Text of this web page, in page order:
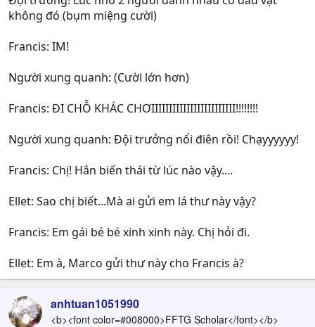
không đó (bụm miệng cười)
Francis: IM!
Người xung quanh: (Cười lớn hơn)
Francis: ĐI CHỖ KHÁC CHƠIIIIIIIIIIIIIIIIIIIIIIII!!!!!!!!
Người xung quanh: Đội trưởng nổi điên rồi! Chạyyyyyy!
Francis: Chị! Hắn biến thái từ lúc nào vậy....
Ellet: Sao chị biết...Mà ai gửi em lá thư này vậy?
Francis: Em gái bé bé xinh xinh này. Chị hỏi đi.
Ellet: Em à, Marco gửi thư này cho Francis à?
anhtuan1051990
<b><font color=#008000>FFTG Scholar</font></b>